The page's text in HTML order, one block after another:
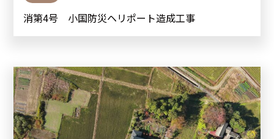
消第4号 小国防災ヘリポート造成工事